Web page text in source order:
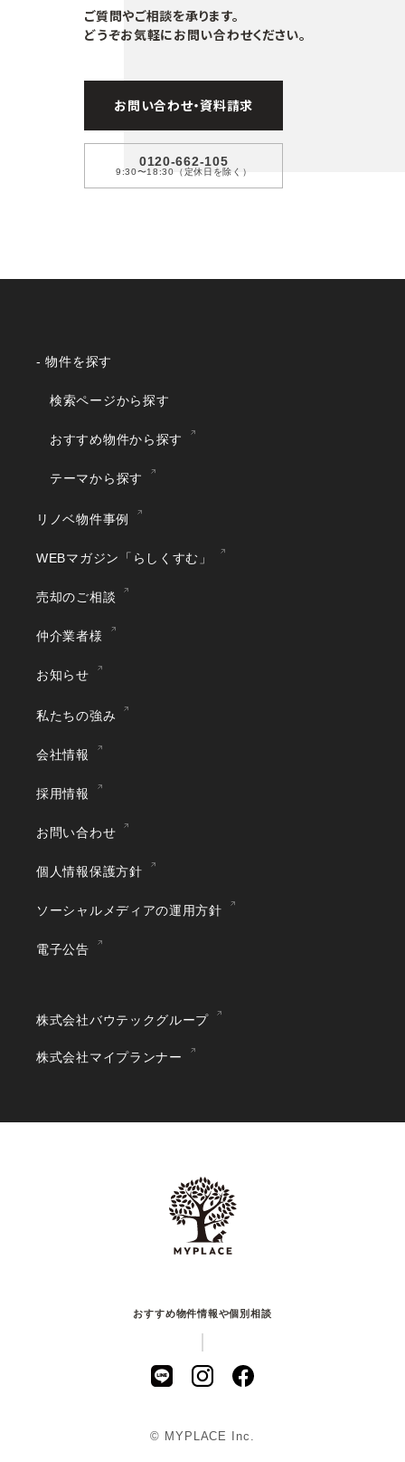
ご質問やご相談を承ります。
どうぞお気軽にお問い合わせください。
お問い合わせ・資料請求
0120-662-105
9:30〜18:30（定休日を除く）
- 物件を探す
検索ページから探す
おすすめ物件から探す
テーマから探す
リノベ物件事例
WEBマガジン「らしくすむ」
売却のご相談
仲介業者様
お知らせ
私たちの強み
会社情報
採用情報
お問い合わせ
個人情報保護方針
ソーシャルメディアの運用方針
電子公告
株式会社バウテックグループ
株式会社マイプランナー
おすすめ物件情報や個別相談
© MYPLACE Inc.